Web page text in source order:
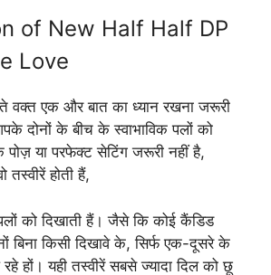
of New Half Half DP
Love
वक्त एक और बात का ध्यान रखना जरूरी
दोनों के बीच के स्वाभाविक पलों को
पोज़ या परफेक्ट सेटिंग जरूरी नहीं है,
होती हैं,
को दिखाती हैं। जैसे कि कोई कैंडिड
बिना किसी दिखावे के, सिर्फ एक-दूसरे के
हों। यही तस्वीरें सबसे ज्यादा दिल को छू